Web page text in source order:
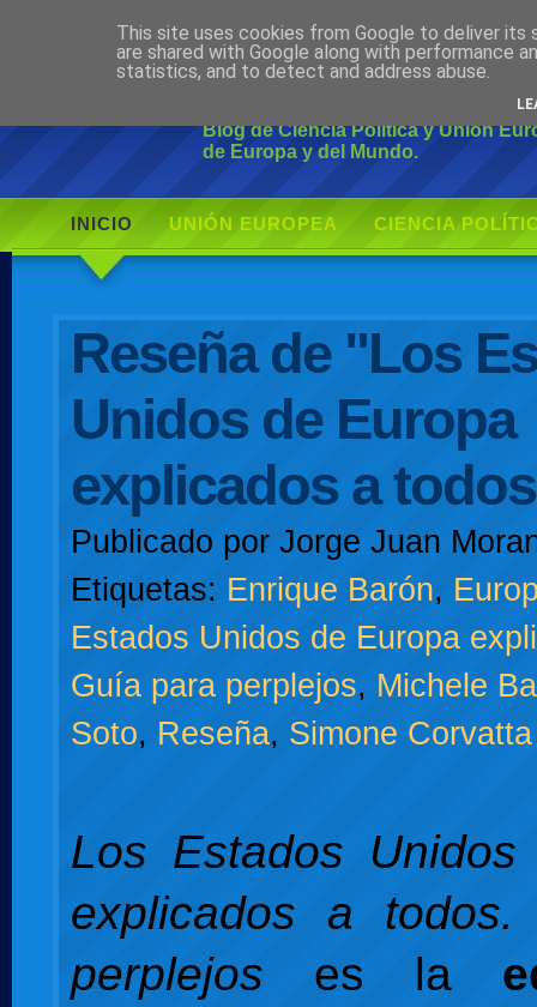
Ciudadano
Blog de Ciencia Política y Unión
de Europa y del Mundo.
INICIO UNIÓN EUROPEA CIENCIA
Reseña de "Los
Unidos de Europa
explicados a
Publicado por Jorge Juan
Etiquetas: Enrique Barón,
Estados Unidos de Europa
Guía para perplejos, Michele
Soto, Reseña, Simone Corvatta
Los Estados
explicados a
perplejos es la
This site uses cookies from Google to deliver its
are shared with Google along with performance
statistics, and to detect and address abuse.